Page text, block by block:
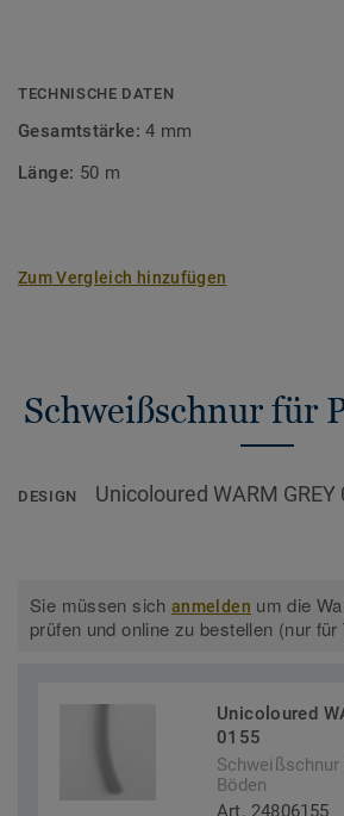
TECHNISCHE DATEN
Gesamtstärke:4 mm
Länge: 50 m
Zum Vergleich hinzufügen
Schweißschnur für
DESIGN Unicoloured WARM GREY
Sie müssen sichanmelden um die
prüfen und online zu bestellen (nur
Unicoloured
0155
Schweißschnur
Böden
Art. 24806155